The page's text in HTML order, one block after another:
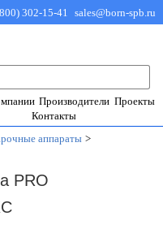
302-15-41 sales@born-spb.ru
Производители Проекты
Контакты
аппараты >
PRO